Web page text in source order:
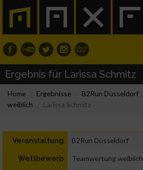
Ergebnis für Larissa Schmitz
Home Ergebnisse B2Run Düsseldorf
weiblich
Larissa Schmitz
Veranstaltung B2Run Düsseldorf
Wettbewerb Teamwertung weiblich